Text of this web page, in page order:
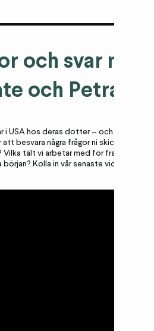
och svar
och Petra
i USA hos deras dotter – och vår VD –
besvara några frågor ni skickat in! Vill
tält vi arbetar med för framtida
Kolla in vår senaste video, och